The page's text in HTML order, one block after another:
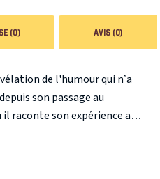
(0) AVIS (0)
de l'humour qui n’a
son passage au
il raconte son expérience au
et plusieurs millions
de la cité au lycée